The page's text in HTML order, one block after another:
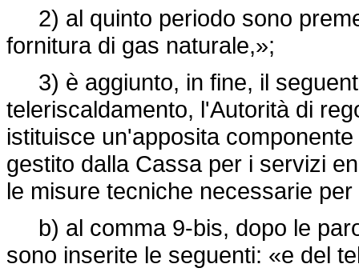
2) al quinto periodo sono
fornitura di gas naturale,»;
3) è aggiunto, in fine, il
teleriscaldamento, l'Autorità di
istituisce un'apposita
gestito dalla Cassa per i servizi
le misure tecniche necessarie
b) al comma 9-bis, dopo le
sono inserite le seguenti: «e del